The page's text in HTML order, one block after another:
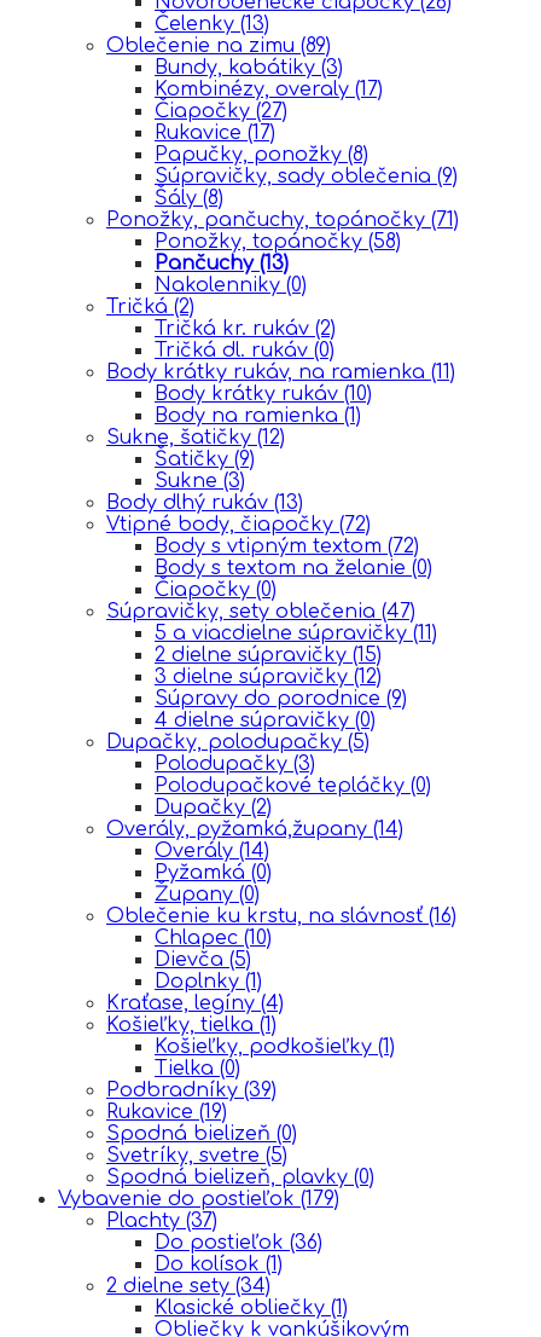
Čelenky (13)
Oblečenie na zimu (89)
Bundy, kabátiky (3)
Kombinézy, overaly (17)
Čiapočky (27)
Rukavice (17)
Papučky, ponožky (8)
Súpravičky, sady oblečenia (9)
Šály (8)
Ponožky, pančuchy, topánočky (71)
Ponožky, topánočky (58)
Pančuchy (13)
Nakolenniky (0)
Tričká (2)
Tričká kr. rukáv (2)
Tričká dl. rukáv (0)
Body krátky rukáv, na ramienka (11)
Body krátky rukáv (10)
Body na ramienka (1)
Sukne, šatičky (12)
Šatičky (9)
Sukne (3)
Body dlhý rukáv (13)
Vtipné body, čiapočky (72)
Body s vtipným textom (72)
Body s textom na želanie (0)
Čiapočky (0)
Súpravičky, sety oblečenia (47)
5 a viacdielne súpravičky (11)
2 dielne súpravičky (15)
3 dielne súpravičky (12)
Súpravy do porodnice (9)
4 dielne súpravičky (0)
Dupačky, polodupačky (5)
Polodupačky (3)
Polodupačkové tepláčky (0)
Dupačky (2)
Overály, pyžamká,župany (14)
Overály (14)
Pyžamká (0)
Župany (0)
Oblečenie ku krstu, na slávnosť (16)
Chlapec (10)
Dievča (5)
Doplnky (1)
Kraťase, legíny (4)
Košieľky, tielka (1)
Košieľky, podkošieľky (1)
Tielka (0)
Podbradníky (39)
Rukavice (19)
Spodná bielizeň (0)
Svetríky, svetre (5)
Spodná bielizeň, plavky (0)
Vybavenie do postieľok (179)
Plachty (37)
Do postieľok (36)
Do kolísok (1)
2 dielne sety (34)
Klasické obliečky (1)
Obliečky k vankúšikovým